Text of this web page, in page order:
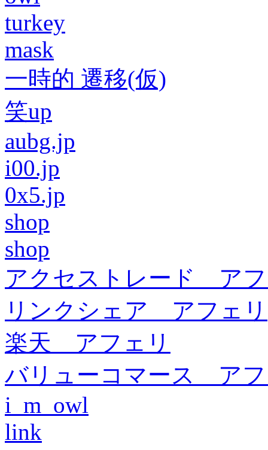
turkey
mask
一時的 遷移(仮)
笑up
aubg.jp
i00.jp
0x5.jp
shop
shop
アクセストレード ア
リンクシェア アフェリ
楽天 アフェリ
バリューコマース ア
i_m_owl
link